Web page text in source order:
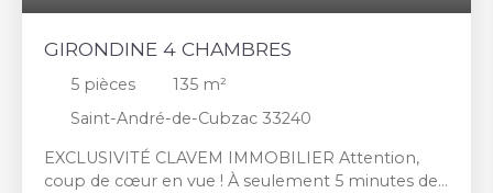
GIRONDINE 4 CHAMBRES
5 pièces 135 m²
Saint-André-de-Cubzac 33240
EXCLUSIVITÉ CLAVEM IMMOBILIER Attention,
coup de cœur en vue ! À seulement 5 minutes de